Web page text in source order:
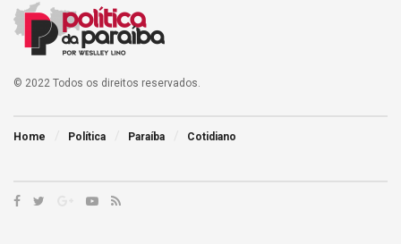
© 2022 Todos os direitos reservados.
Home Política Paraíba Cotidiano